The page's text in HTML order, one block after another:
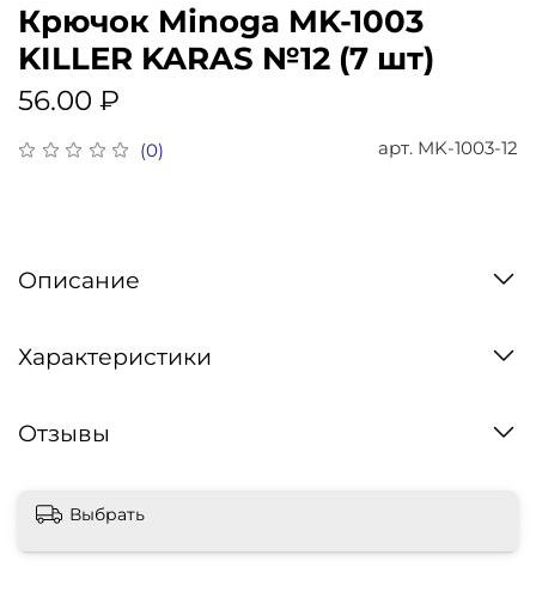
(0) арт. MK-1003-12
Крючок Minoga MK-1003
KILLER KARAS №12 (7 шт)
56.00 ₽
Описание
Характеристики
Отзывы
Выбрать